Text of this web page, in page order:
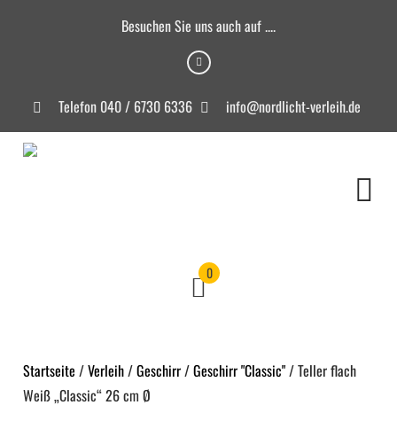
Besuchen Sie uns auch auf ....
Telefon 040 / 6730 6336 info@nordlicht-verleih.de
0
Startseite /Verleih/Geschirr/Geschirr "Classic"/ Teller flach
Weiß „Classic“ 26 cm Ø